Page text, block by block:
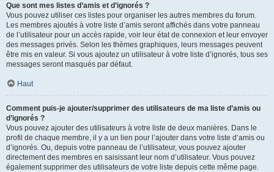
Que sont mes listes d’amis et d’ignorés ?
Vous pouvez utiliser ces listes pour organiser les autres membres du forum.
Les membres ajoutés à votre liste d’amis seront affichés dans votre panneau
de l’utilisateur pour un accès rapide, voir leur état de connexion et leur envoyer
des messages privés. Selon les thèmes graphiques, leurs messages peuvent
être mis en valeur. Si vous ajoutez un utilisateur à votre liste d’ignorés, tous ses
messages seront masqués par défaut.
Haut
Comment puis-je ajouter/supprimer des utilisateurs de ma liste d’amis ou
d’ignorés ?
Vous pouvez ajouter des utilisateurs à votre liste de deux manières. Dans le
profil de chaque membre, il y a un lien pour l’ajouter dans votre liste d’amis ou
d’ignorés. Ou, depuis votre panneau de l’utilisateur, vous pouvez ajouter
directement des membres en saisissant leur nom d’utilisateur. Vous pouvez
également supprimer des utilisateurs de votre liste depuis cette même page.